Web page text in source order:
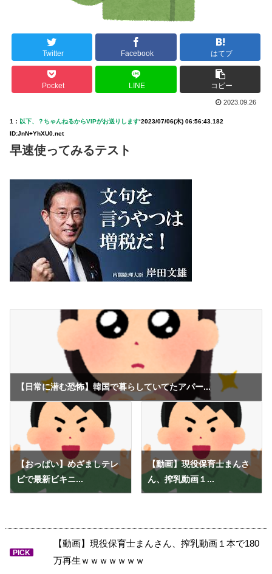
Twitter Facebook はてブ
Pocket LINE コピー
2023.09.26
1： 以下、？ちゃんねるからVIPがお送りします‘2023/07/06(木) 06:56:43.182
ID:JnN+YhXU0.net
早速使ってみるテスト
【日常に潜む恐怖】韓国で暮らしていてたアパー...
【おっぱい】めざましテレ
ビで最新ビキニ...
【動画】現役保育士まんさ
ん、搾乳動画１...
PICK
【動画】現役保育士まんさん、搾乳動画１本で180
万再生ｗｗｗｗｗｗｗ